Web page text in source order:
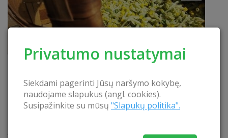
Privatumo nustatymai
Siekdami pagerinti Jūsų naršymo kokybę,
naudojame slapukus (angl. cookies).
Susipažinkite su mūsų "Slapukų politika".
ARBATOS KELIAS ANYKŠČIUOSE